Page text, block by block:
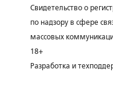
Свидетельство о
по надзору в сфере
массовых
18+
Разработка и